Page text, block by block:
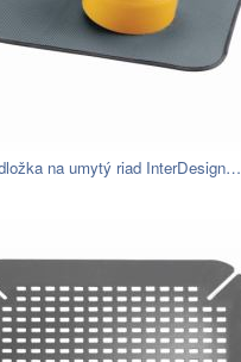
na umytý riad InterDesign…